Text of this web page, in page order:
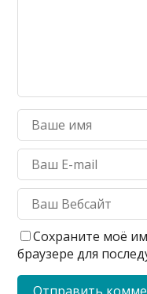
Сохраните моё
браузере для